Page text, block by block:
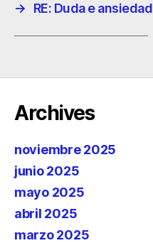
→
RE: Duda e ansiedad
Archives
noviembre 2025
junio 2025
mayo 2025
abril 2025
marzo 2025